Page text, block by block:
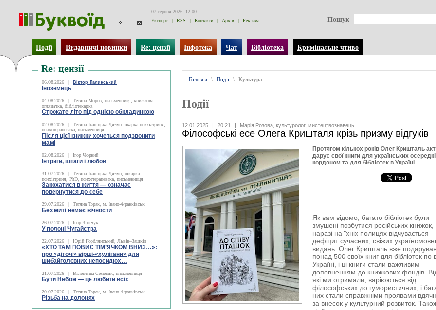
07 серпня 2026, 12:00
Експорт
| RSS | Контакти | Архів | Реклама Пошук
Події Видавничі новинки Re: цензії Інфотека Чат Бібліотека Кримінальне чтиво
Re: цензії
06.08.2026 | Віктор Палинський
Іноземець
04.08.2026 |
Тетяна Мороз, письменниця, книжкова
оглядачка, бібліотекарка
Строкате літо під однією обкладинкою
02.08.2026 |
Тетяна Іваніцька-Дячун лікарка-психіатриня,
психотерапевтка, письменниця
Після цієї книжки хочеться подзвонити
мамі
02.08.2026 | Ігор Чорний
Інтриги, шпаги і любов
31.07.2026 |
Тетяна Іваніцька-Дячун, лікарка-
психіатриня, PhD, психотерапевтка, письменниця
Закохатися в життя — означає
повернутися до себе
29.07.2026 | Тетяна Торак, м. Івано-Франківськ
Без миті немає вічности
26.07.2026 | Ігор Зіньчук
У полоні Чугайстра
22.07.2026 | Юрій Горблянський, Львів–Зашків
«ХТО ТАМ ПОВИС ТІМ’ЯЧКОМ ВНИЗ…»:
про «діточі» вірші-«хулігани» для
шибайголовних непосидюх…
21.07.2026 | Валентина Семеняк, письменниця
Бути Небом ― це любити всіх
20.07.2026 | Тетяна Торак, м. Івано-Франківськ
Різьба на долонях
Головна \ Події \ Культура
Події
12.01.2025 | 20:21 | Марія Розова, культуролог, мистецтвознавець
Філософські есе Олега Кришталя крізь призму відгуків
Протягом кількох років Олег Кришталь
дарує свої книги для українських
кордоном та для бібліотек в Україні.
Як вам відомо, багато бібліотек були
змушені позбутися російських книжок,
наразі на їхніх полицях відчувається
дефіцит сучасних, свіжих
видань. Олег Кришталь вже подарував
понад 500 своїх книг для бібліотек по
Україні, і ці книги стали важливим
доповненням до книжкових фондів.
які ми отримали, варіюються від
філософських до гумористичних, і
них стали справжніми проявами
за внесок у культурний розвиток.